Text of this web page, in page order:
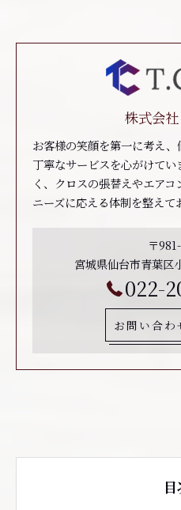
株式会
お客様の笑顔を第一に考え
丁寧なサービスを心がけて
く、クロスの張替えやエア
ニーズに応える体制を整えて
〒
宮城県仙台市青葉区
022-
お問い合わ